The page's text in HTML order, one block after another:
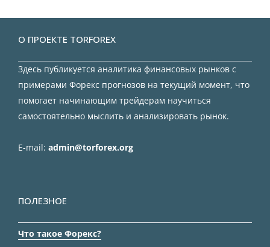
О ПРОЕКТЕ TORFOREX
Здесь публикуется аналитика финансовых рынков с
примерами Форекс прогнозов на текущий момент, что
помогает начинающим трейдерам научиться
самостоятельно мыслить и анализировать рынок.
E-mail: admin@torforex.org
ПОЛЕЗНОЕ
Что такое Форекс?